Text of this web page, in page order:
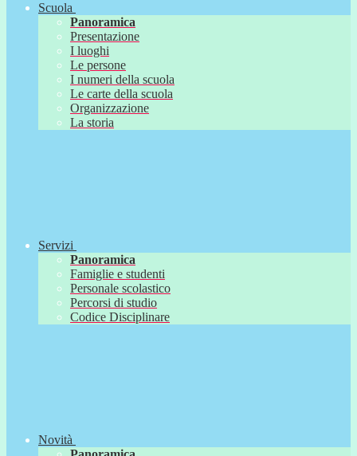
Scuola
Panoramica
Presentazione
I luoghi
Le persone
I numeri della scuola
Le carte della scuola
Organizzazione
La storia
Servizi
Panoramica
Famiglie e studenti
Personale scolastico
Percorsi di studio
Codice Disciplinare
Novità